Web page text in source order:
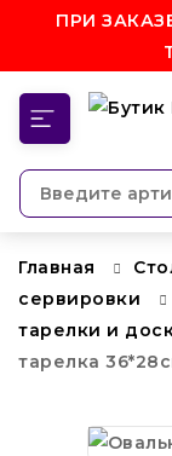
ПРИ
Главная
сервировки
тарелки и
тарелка